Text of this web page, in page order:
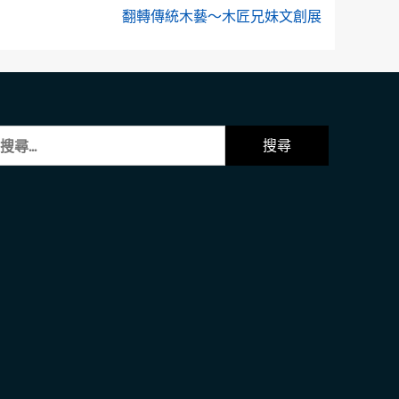
翻轉傳統木藝～木匠兄妹文創展